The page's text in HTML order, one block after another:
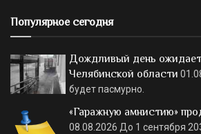
Популярное сегодня
Дождливый день
Челябинской области
будет пасмурно.
«Гаражную амнистию»
08.08.2026 До 1 сентября